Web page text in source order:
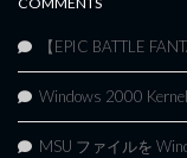
【EPIC BATTLE
Windows 2000
MSU ファイルを